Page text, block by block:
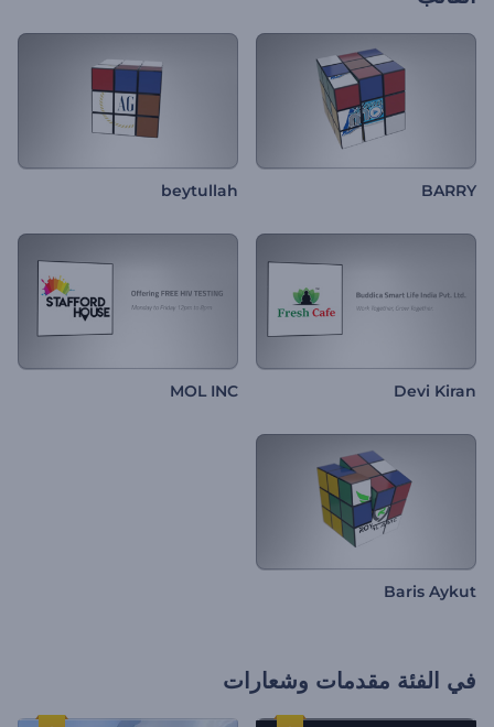
BARRY
beytullah
Devi Kiran
MOL INC
Baris Aykut
في الفئة مقدمات وشعارات